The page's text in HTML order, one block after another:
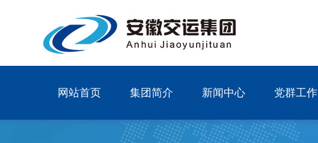
网站首页 集团简介 新闻中心 党群工作